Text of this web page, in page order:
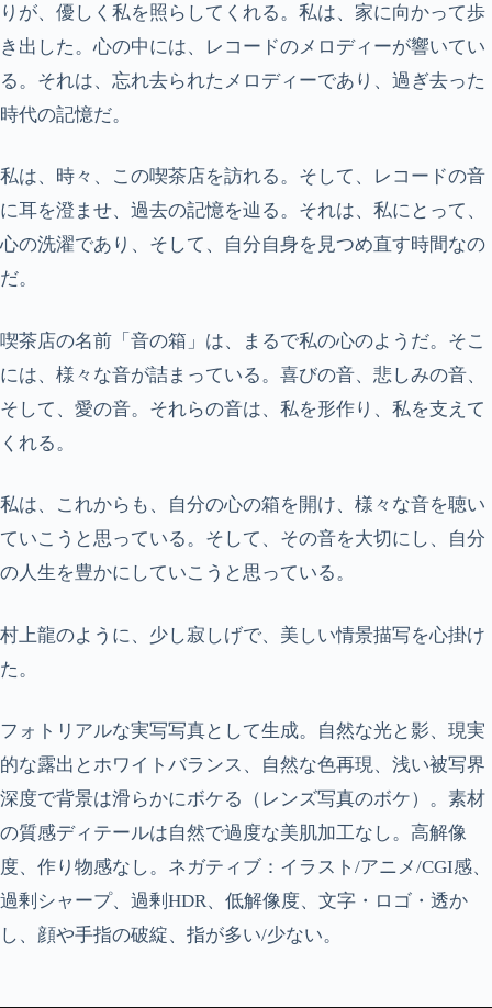
りが、優しく私を照らしてくれる。私は、家に向かって歩
き出した。心の中には、レコードのメロディーが響いてい
る。それは、忘れ去られたメロディーであり、過ぎ去った
時代の記憶だ。
私は、時々、この喫茶店を訪れる。そして、レコードの音
に耳を澄ませ、過去の記憶を辿る。それは、私にとって、
心の洗濯であり、そして、自分自身を見つめ直す時間なの
だ。
喫茶店の名前「音の箱」は、まるで私の心のようだ。そこ
には、様々な音が詰まっている。喜びの音、悲しみの音、
そして、愛の音。それらの音は、私を形作り、私を支えて
くれる。
私は、これからも、自分の心の箱を開け、様々な音を聴い
ていこうと思っている。そして、その音を大切にし、自分
の人生を豊かにしていこうと思っている。
村上龍のように、少し寂しげで、美しい情景描写を心掛け
た。
フォトリアルな実写写真として生成。自然な光と影、現実
的な露出とホワイトバランス、自然な色再現、浅い被写界
深度で背景は滑らかにボケる（レンズ写真のボケ）。素材
の質感ディテールは自然で過度な美肌加工なし。高解像
度、作り物感なし。ネガティブ：イラスト/アニメ/CGI感、
過剰シャープ、過剰HDR、低解像度、文字・ロゴ・透か
し、顔や手指の破綻、指が多い/少ない。